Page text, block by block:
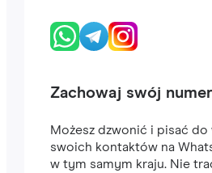
Zachowaj swój
Możesz dzwonić i pisać do
swoich kontaktów na
w tym samym kraju. Nie